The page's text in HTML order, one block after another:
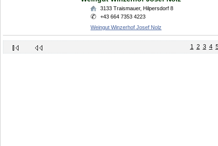
3133 Traismauer, Hilpersdorf 8
+43 664 7353 4223
Weingut Winzerhof Josef Nolz
1 2 3 4